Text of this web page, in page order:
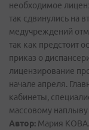
необходимое
так сдвинулись на
медучреждений
так как предстоит
приказ о
лицензирование
начале апреля.
кабинеты,
массовому наплыву
Автор: Мария